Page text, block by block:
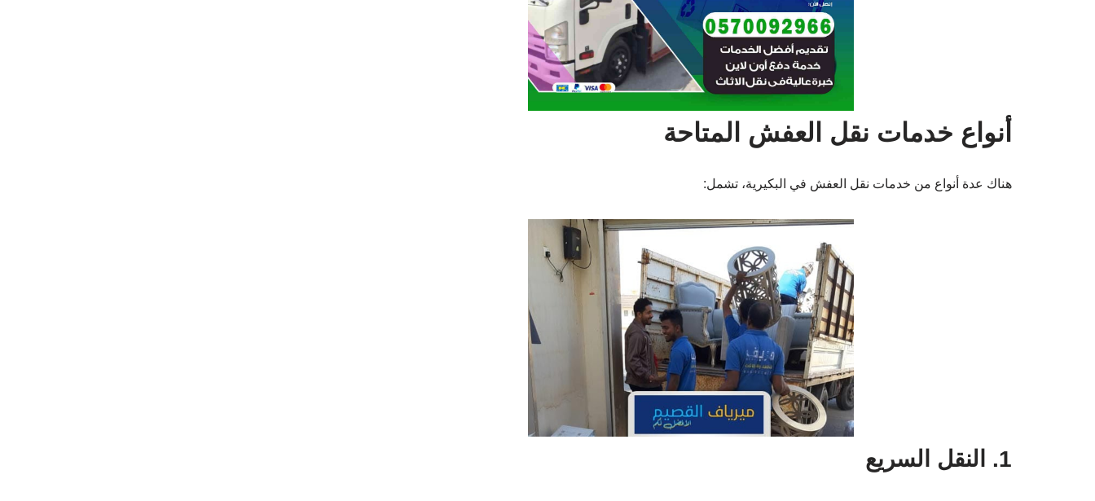
أنواع خدمات نقل العفش المتاحة
هناك عدة أنواع من خدمات نقل العفش في البكيرية، تشمل:
1. النقل السريع